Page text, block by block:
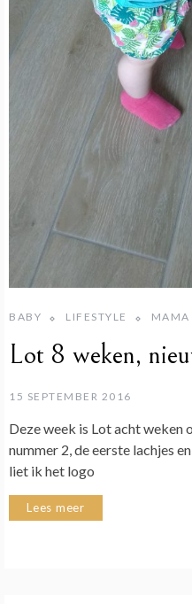
BABY LIFESTYLE MAMA
Lot 8 weken,
15 SEPTEMBER 2016
Deze week is Lot acht weken
nummer 2, de eerste lachjes
liet ik het logo
Lees meer